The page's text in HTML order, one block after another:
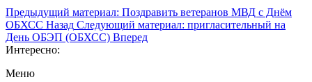
Предыдущий материал: Поздравить ветеранов МВД с Днём
ОБХСС Назад Следующий материал: пригласительный на
День ОБЭП (ОБХСС) Вперед
Интересно:
Меню